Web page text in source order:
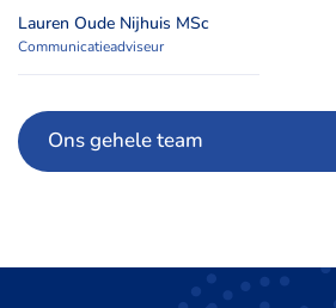
Lauren Oude Nijhuis MSc
Communicatieadviseur
Ons gehele team